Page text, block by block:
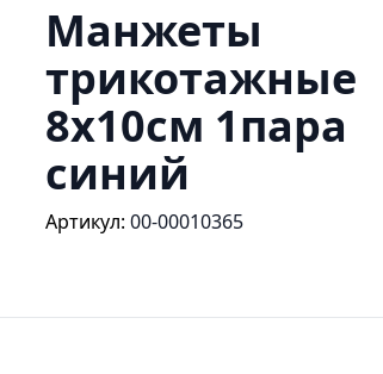
Манжеты
трикотажные
8х10см 1пара
синий
Артикул:00-00010365